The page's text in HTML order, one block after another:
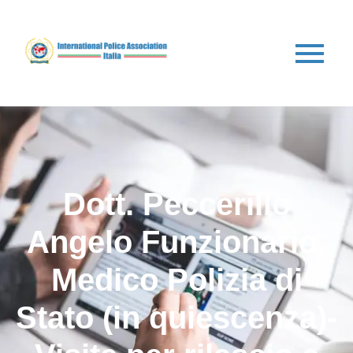
Dott. Peccerillo
Angelo Funzionario,
Medico Polizia di
Stato (in quiescenza)-